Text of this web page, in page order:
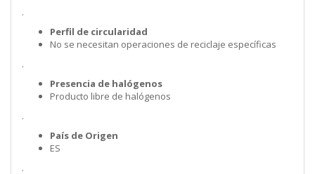
.
Perfil de circularidad
No se necesitan operaciones de reciclaje específicas
.
Presencia de halógenos
Producto libre de halógenos
.
País de Origen
ES
.